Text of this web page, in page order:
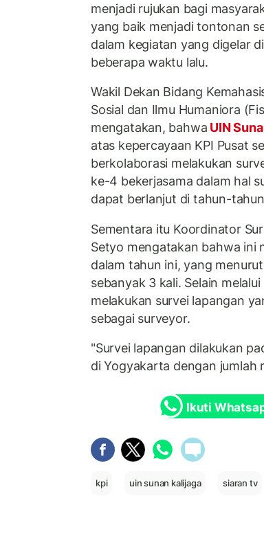
menjadi rujukan bagi
yang baik menjadi tontonan
dalam kegiatan yang digelar
beberapa waktu lalu.
Wakil Dekan Bidang
Sosial dan Ilmu Humaniora
mengatakan, bahwa UIN
atas kepercayaan KPI Pusat
berkolaborasi melakukan
ke-4 bekerjasama dalam hal
dapat berlanjut di tahun-
Sementara itu Koordinator
Setyo mengatakan bahwa ini
dalam tahun ini, yang
sebanyak 3 kali. Selain
melakukan survei lapangan
sebagai surveyor.
"Survei lapangan dilakukan
di Yogyakarta dengan jumlah
Ikuti
kpi uin sunan kalijaga siaran tv